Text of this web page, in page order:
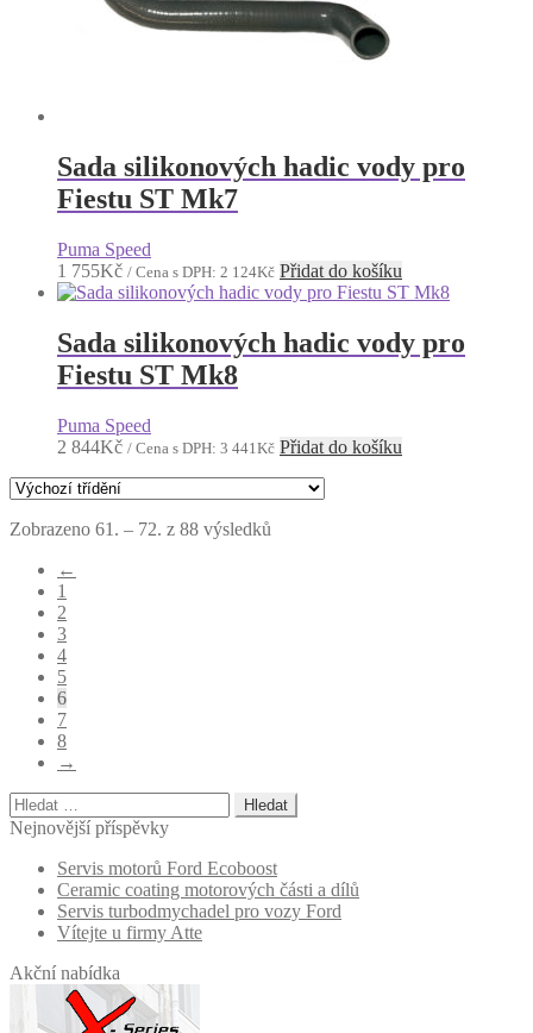
Sada silikonových hadic vody pro
Fiestu ST Mk7
Puma Speed
1 755Kč / Cena s DPH: 2 124Kč Přidat do košíku
Sada silikonových hadic vody pro
Fiestu ST Mk8
Puma Speed
2 844Kč / Cena s DPH: 3 441 Kč Přidat do košíku
Zobrazeno 61. – 72. z 88 výsledků
←
1
2
3
4
5
6
7
8
→
Vyhledávání
Nejnovější příspěvky
Servis motorů Ford Ecoboost
Ceramic coating motorových části a dílů
Servis turbodmychadel pro vozy Ford
Vítejte u firmy Atte
Akční nabídka